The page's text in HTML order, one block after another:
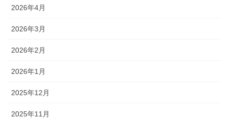
2026年4月
2026年3月
2026年2月
2026年1月
2025年12月
2025年11月